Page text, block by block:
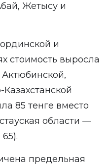
Жетысу и
и
стоимость выросла
Актюбинской,
85 тенге вместо
области —
предельная